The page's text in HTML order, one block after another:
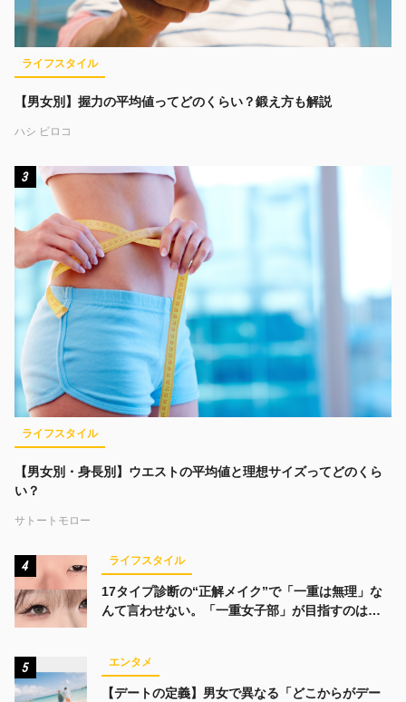
ライフスタイル
【男女別】握力の平均値ってどのくらい？鍛え方も解説
ハシ ビロコ
3
ライフスタイル
【男女別・身長別】ウエストの平均値と理想サイズってどのくら
い？
サトートモロー
4 ライフスタイル
17タイプ診断の“正解メイク”で「一重は無理」な
んて言わせない。「一重女子部」が目指すのは、
5 エンタメ
【デートの定義】男女で異なる「どこからがデー